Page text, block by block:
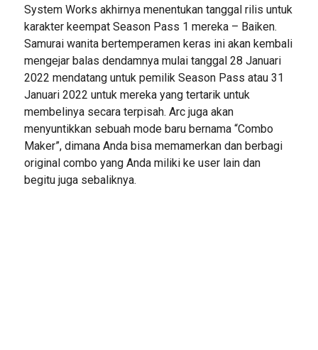
System Works akhirnya menentukan tanggal rilis untuk
karakter keempat Season Pass 1 mereka – Baiken.
Samurai wanita bertemperamen keras ini akan kembali
mengejar balas dendamnya mulai tanggal 28 Januari
2022 mendatang untuk pemilik Season Pass atau 31
Januari 2022 untuk mereka yang tertarik untuk
membelinya secara terpisah. Arc juga akan
menyuntikkan sebuah mode baru bernama “Combo
Maker”, dimana Anda bisa memamerkan dan berbagi
original combo yang Anda miliki ke user lain dan
begitu juga sebaliknya.